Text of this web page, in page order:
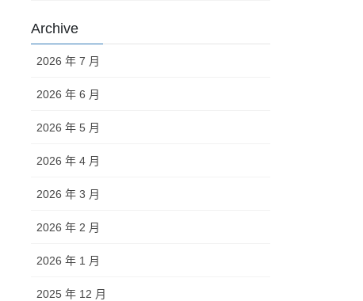
Archive
2026 年 7 月
2026 年 6 月
2026 年 5 月
2026 年 4 月
2026 年 3 月
2026 年 2 月
2026 年 1 月
2025 年 12 月